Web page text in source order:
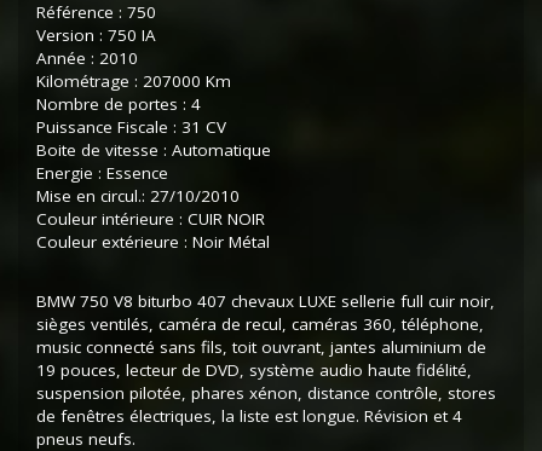
Référence : 750
Version : 750 IA
Année : 2010
Kilométrage : 207000 Km
Nombre de portes : 4
Puissance Fiscale : 31 CV
Boite de vitesse : Automatique
Energie : Essence
Mise en circul.: 27/10/2010
Couleur intérieure : CUIR NOIR
Couleur extérieure : Noir Métal
BMW 750 V8 biturbo 407 chevaux LUXE sellerie full cuir noir,
sièges ventilés, caméra de recul, caméras 360, téléphone,
music connecté sans fils, toit ouvrant, jantes aluminium de
19 pouces, lecteur de DVD, système audio haute fidélité,
suspension pilotée, phares xénon, distance contrôle, stores
de fenêtres électriques, la liste est longue. Révision et 4
pneus neufs.